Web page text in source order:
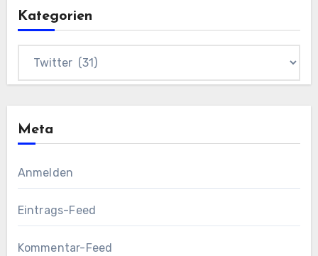
Kategorien
Meta
Anmelden
Eintrags-Feed
Kommentar-Feed